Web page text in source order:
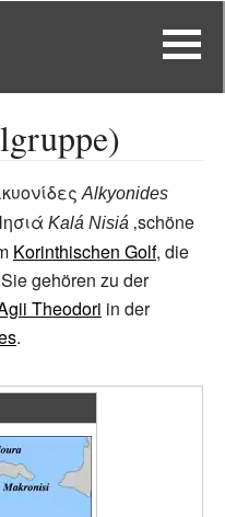
Alkyonides
Kalá Nisiá ‚schöne
Korinthischen Golf, die
gehören zu der
Theodori in der
.